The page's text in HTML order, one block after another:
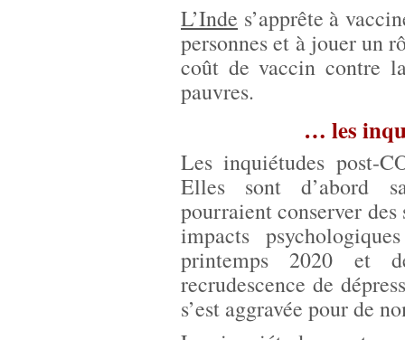
L’Inde s’apprête à
personnes et à jouer un
coût de vaccin contre
pauvres.
… les
Les inquiétudes post-
Elles sont d’abord
pourraient conserver
impacts
printemps 2020 et
recrudescence de
s’est aggravée pour de